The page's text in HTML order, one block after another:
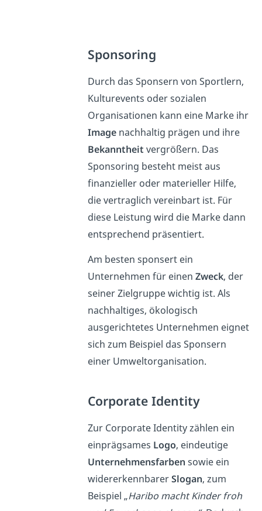
Sponsoring
Durch das Sponsern von Sportlern,
Kulturevents oder sozialen
Organisationen kann eine Marke ihr
Imagenachhaltig prägen und ihre
Bekanntheit vergrößern. Das
Sponsoring besteht meist aus
finanzieller oder materieller Hilfe,
die vertraglich vereinbart ist. Für
diese Leistung wird die Marke dann
entsprechend präsentiert.
Am besten sponsert ein
Unternehmen für einen Zweck, der
seiner Zielgruppe wichtig ist. Als
nachhaltiges, ökologisch
ausgerichtetes Unternehmen eignet
sich zum Beispiel das Sponsern
einer Umweltorganisation.
Corporate Identity
Zur Corporate Identity zählen ein
einprägsames Logo, eindeutige
Unternehmensfarben sowie ein
widererkennbarerSlogan, zum
Beispiel „Haribo macht Kinder froh